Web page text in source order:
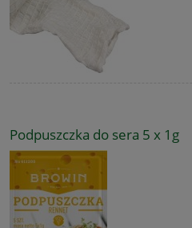
Podpuszczka do sera 5 x 1g